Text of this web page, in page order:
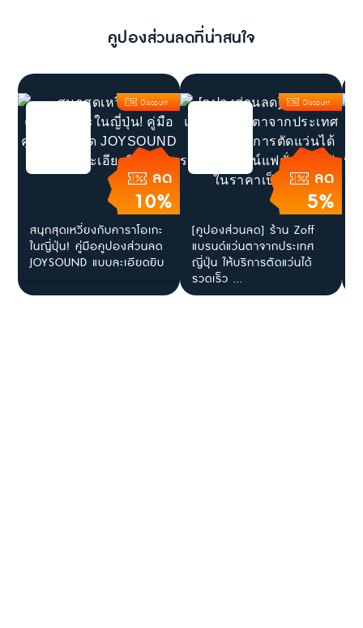
คูปองส่วนลดที่น่าสนใจ
ลด
10%
Discount
สนุกสุดเหวี่ยงกับคาราโอเกะ
ในญี่ปุ่น! คู่มือคูปองส่วนลด
JOYSOUND แบบละเอียดยิบ
ลด
5%
Discount
[คูปองส่วนลด] ร้าน Zoff
แบรนด์แว่นตาจากประเทศ
ญี่ปุ่น ให้บริการตัดแว่นได้
รวดเร็ว ...